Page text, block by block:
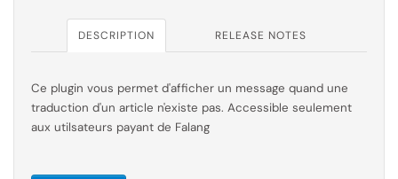
DESCRIPTION RELEASE NOTES
Ce plugin vous permet d'afficher un message quand une
traduction d'un article n'existe pas. Accessible seulement
aux utilsateurs payant de Falang